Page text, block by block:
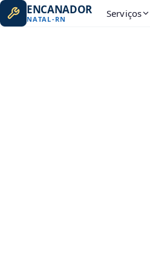
ENCANADOR
NATAL-RN Serviços